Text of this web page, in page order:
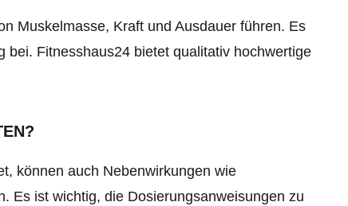
Muskelmasse, Kraft und Ausdauer führen. Es
bei. Fitnesshaus24 bietet qualitativ hochwertige
können auch Nebenwirkungen wie
Es ist wichtig, die Dosierungsanweisungen zu